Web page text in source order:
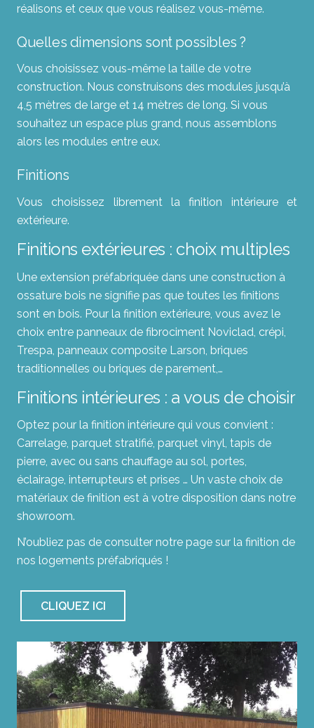
réalisons et ceux que vous réalisez vous-même.
Quelles dimensions sont possibles ?
Vous choisissez vous-même la taille de votre
construction. Nous construisons des modules jusqu’à
4,5 mètres de large et 14 mètres de long. Si vous
souhaitez un espace plus grand, nous assemblons
alors les modules entre eux.
Finitions
Vous choisissez librement la finition intérieure et
extérieure.
Finitions extérieures : choix multiples
Une extension préfabriquée dans une construction à
ossature bois ne signifie pas que toutes les finitions
sont en bois. Pour la finition extérieure, vous avez le
choix entre panneaux de fibrociment Noviclad, crépi,
Trespa, panneaux composite Larson, briques
traditionnelles ou briques de parement,…
Finitions intérieures : a vous de choisir
Optez pour la finition intérieure qui vous convient :
Carrelage, parquet stratifié, parquet vinyl, tapis de
pierre, avec ou sans chauffage au sol, portes,
éclairage, interrupteurs et prises … Un vaste choix de
matériaux de finition est à votre disposition dans notre
showroom.
N’oubliez pas de consulter notre page sur la finition de
nos logements préfabriqués !
CLIQUEZ ICI